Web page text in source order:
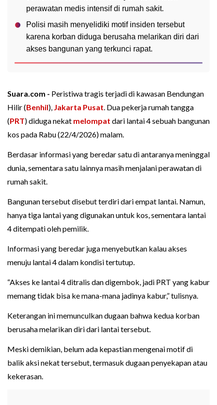
perawatan medis intensif di rumah sakit.
Polisi masih menyelidiki motif insiden tersebut
karena korban diduga berusaha melarikan diri dari
akses bangunan yang terkunci rapat.
Suara.com - Peristiwa tragis terjadi di kawasan Bendungan
Hilir (Benhil), Jakarta Pusat. Dua pekerja rumah tangga
(PRT) diduga nekat melompat dari lantai 4 sebuah bangunan
kos pada Rabu (22/4/2026) malam.
Berdasar informasi yang beredar satu di antaranya meninggal
dunia, sementara satu lainnya masih menjalani perawatan di
rumah sakit.
Bangunan tersebut disebut terdiri dari empat lantai. Namun,
hanya tiga lantai yang digunakan untuk kos, sementara lantai
4 ditempati oleh pemilik.
Informasi yang beredar juga menyebutkan kalau akses
menuju lantai 4 dalam kondisi tertutup.
“Akses ke lantai 4 ditralis dan digembok, jadi PRT yang kabur
memang tidak bisa ke mana-mana jadinya kabur,” tulisnya.
Keterangan ini memunculkan dugaan bahwa kedua korban
berusaha melarikan diri dari lantai tersebut.
Meski demikian, belum ada kepastian mengenai motif di
balik aksi nekat tersebut, termasuk dugaan penyekapan atau
kekerasan.